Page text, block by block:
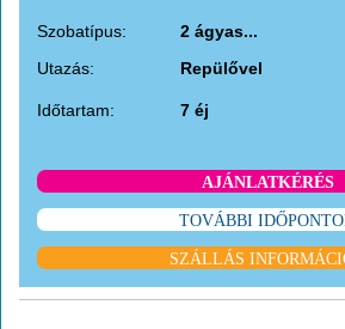
Szobatípus:
2 ágyas...
Utazás:
Repülővel
Időtartam: 7 éj
AJÁNLATKÉRÉS
TOVÁBBI
SZÁLLÁS